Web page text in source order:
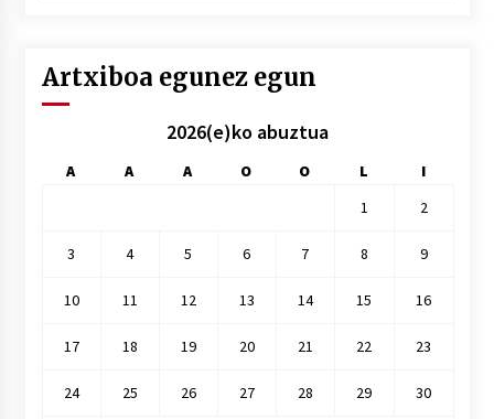
Artxiboa egunez egun
2026(e)ko abuztua
A A A O O L
I
1
2
3 4 5 6 7 8 9
10 11 12 13 14 15 16
17 18 19 20 21 22 23
24 25 26 27 28 29 30